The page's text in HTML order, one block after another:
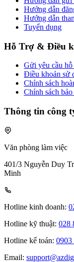
Hướng dẫn
Hướng dẫn
Tuyển dụng
Hỗ Trợ & Điều
Gửi yêu cầu hỗ
Điều khoản sử
Chính sách
Chính sách bảo
Thông tin công
Văn phòng làm việc
401/3 Nguyễn Duy
Minh
Hotline kinh doanh:
Hotline kỹ thuật: 028
Hotline kế toán: 0903
Email: